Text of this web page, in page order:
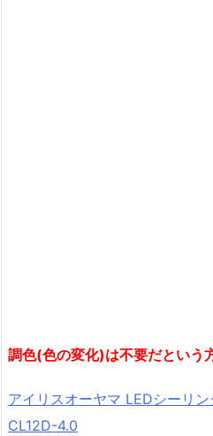
調色(色の変化)は不要だという
アイリスオーヤマ LEDシーリ
CL12D-4.0